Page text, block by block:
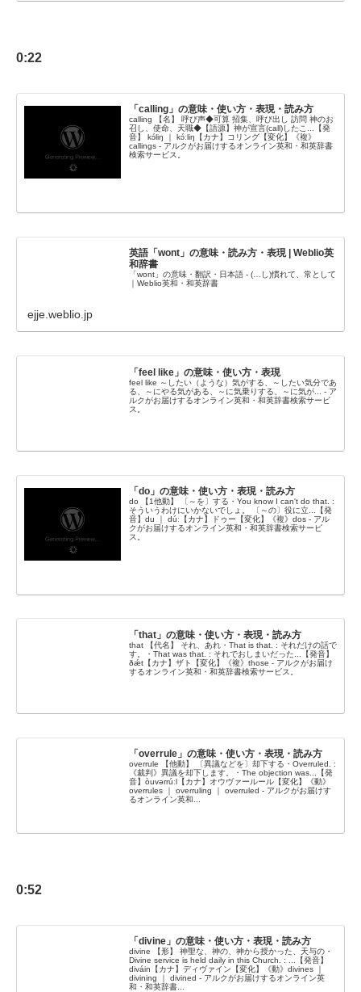
0:22
「calling」の意味・使い方・表現・読み方
calling 【名】 呼び声◆可算 招集、呼び出し 訪問 神のお
召し、使命、天職◆【語源】神が宣言(call)したこ...【発
音】 kɔ́liŋ ｜ kɔ́ːliŋ【カナ】コリング【変化】《複》
callings - アルクがお届けするオンライン英和・和英辞書
検索サービス。
英語「wont」の意味・読み方・表現 | Weblio英
和辞書
「wont」の意味・翻訳・日本語 - (…し)慣れて、常として
｜Weblio英和・和英辞書
ejje.weblio.jp
「feel like」の意味・使い方・表現
feel like ～したい（ような）気がする、～したい気分であ
る、～にやる気がある、～に気乗りする、～に気が... - ア
ルクがお届けするオンライン英和・和英辞書検索サービ
ス。
「do」の意味・使い方・表現・読み方
do 【1他動】 〔～を〕する・You know I can't do that. :
そういうわけにいかないでしょ。 〔～の〕役に立...【発
音】du ｜ dúː【カナ】ドゥー【変化】《複》dos - アル
クがお届けするオンライン英和・和英辞書検索サービ
ス。
「that」の意味・使い方・表現・読み方
that 【代名】 それ、あれ・That is that. : それだけの話で
す。・That was that. : それでおしまいだった...【発音】
ðǽt【カナ】ザト【変化】《複》those - アルクがお届け
するオンライン英和・和英辞書検索サービス。
「overrule」の意味・使い方・表現・読み方
overrule 【他動】 〔異議などを〕却下する・Overruled. :
《裁判》異議を却下します。・The objection was...【発
音】òuvərrúːl【カナ】オウヴァールール【変化】《動》
overrules ｜ overruling ｜ overruled - アルクがお届けす
るオンライン英和...
0:52
「divine」の意味・使い方・表現・読み方
divine 【形】 神聖な、神の、神から授かった、天与の・
Divine service is held daily in this Church. : ...【発音】
diváin【カナ】ディヴァイン【変化】《動》divines ｜
divining ｜ divined - アルクがお届けするオンライン英
和・和英辞書...